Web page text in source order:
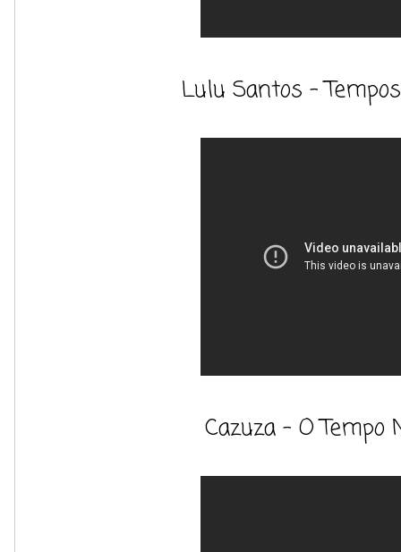
Lulu Santos -
Cazuza - O Tempo